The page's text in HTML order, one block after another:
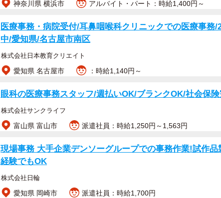
神奈川県 横浜市 アルバイト・パート：時給1,400円～
医療事務・病院受付/耳鼻咽喉科クリニックでの医療事務/
中/愛知県/名古屋市南区
株式会社日本教育クリエイト
愛知県 名古屋市 ：時給1,140円～
眼科の医療事務スタッフ/週払いOK/ブランクOK/社会保
株式会社サンクライフ
富山県 富山市 派遣社員：時給1,250円～1,563円
現場事務 大手企業デンソーグループでの事務作業!試作
経験でもOK
株式会社日輪
愛知県 岡崎市 派遣社員：時給1,700円